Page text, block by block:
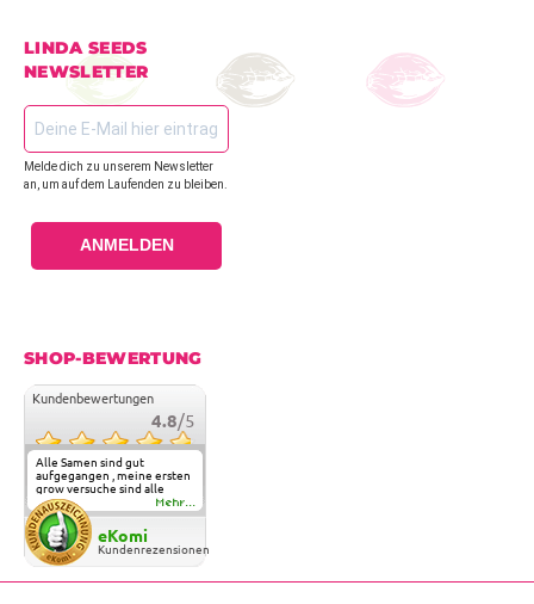
LINDA SEEDS
NEWSLETTER
Melde dich zu unserem Newsletter
an, um auf dem Laufenden zu bleiben.
ANMELDEN
SHOP-BEWERTUNG
Kundenbewertungen
4.8/5
Alle Samen sind gut
aufgegangen , meine ersten
grow versuche sind alle
geglückt. Die Sorten und
Anbieter Vielfalt
überzeugen sehr . Werde
wohl immer hier bestellen !
Mehr...
eKomi
Kundenrezensionen